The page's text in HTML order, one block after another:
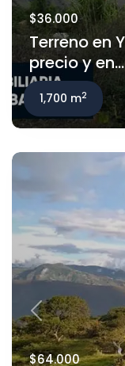
$36.000
Terreno en
precio y en...
1,700 m2
Previous
$64.000